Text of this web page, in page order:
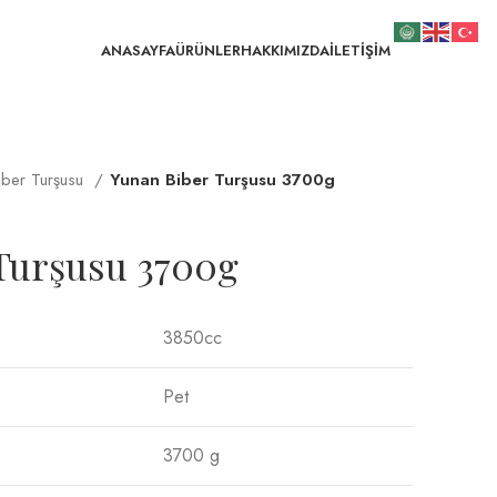
ANASAYFAÜRÜNLERHAKKIMIZDAİLETİŞİM
Turşusu Yunan Biber Turşusu 3700g
3700g
3850cc
Pet
3700 g